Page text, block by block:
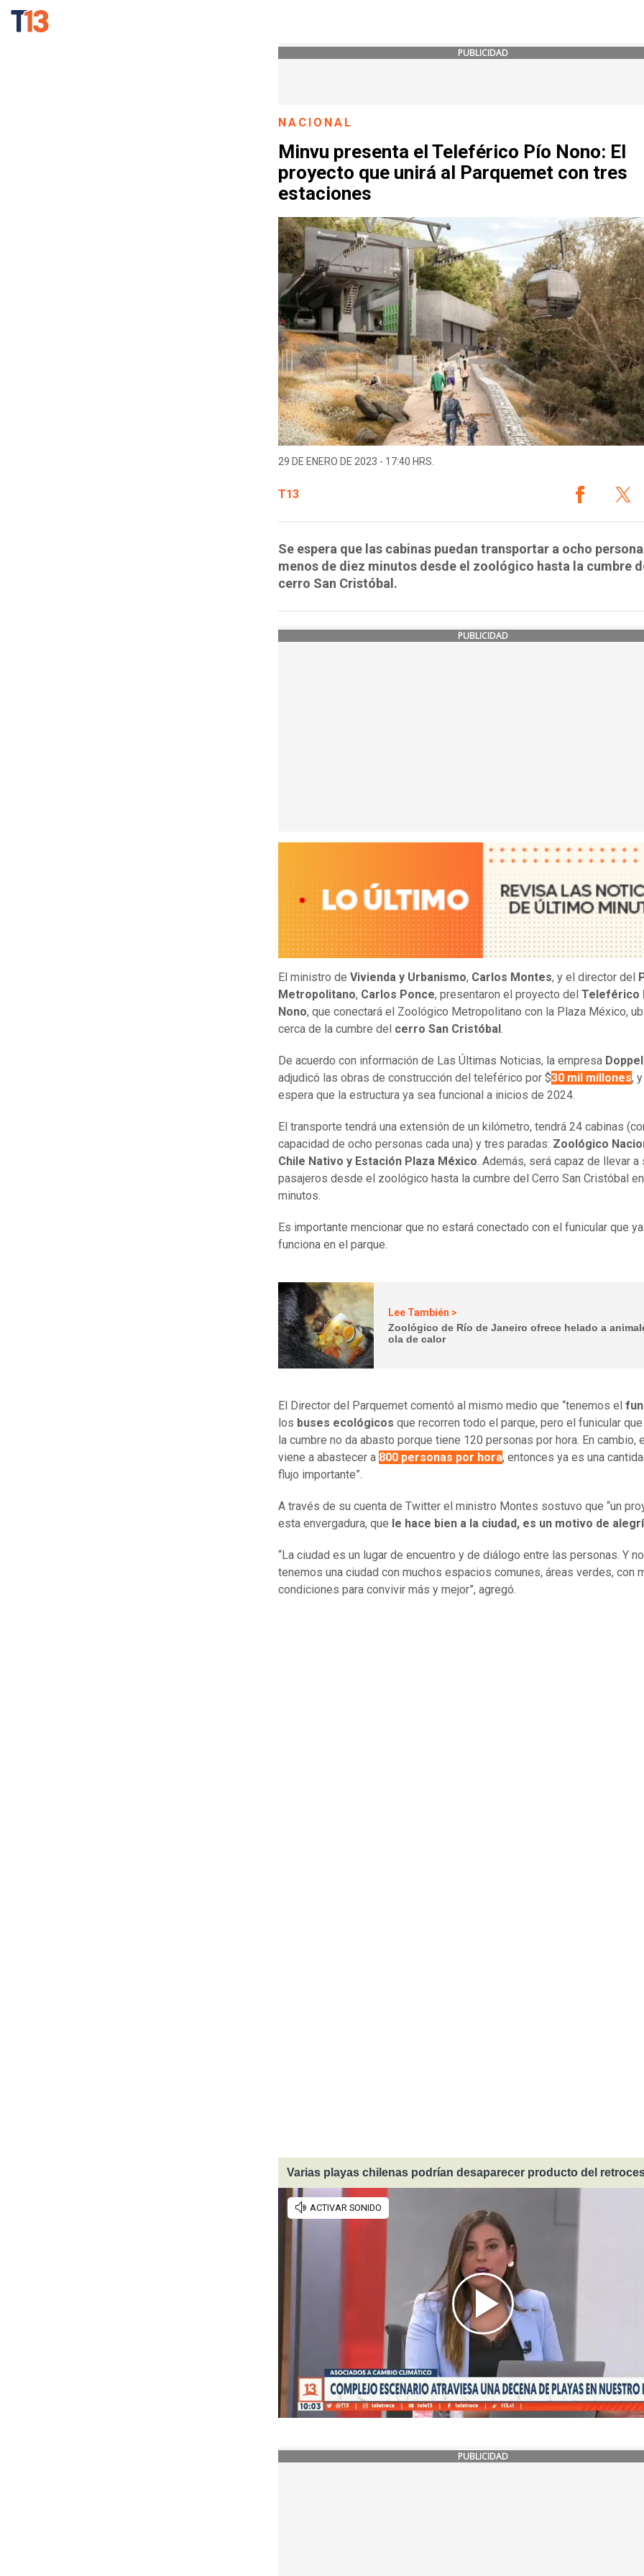
PUBLICIDAD
NACIONAL
Minvu presenta el Teleférico Pío Nono: El
proyecto que unirá al Parquemet con tres
estaciones
29 DE ENERO DE 2023 - 17:40 HRS.
T13
Se espera que las cabinas puedan transportar a ocho
menos de diez minutos desde el zoológico hasta la cumbre
cerro San Cristóbal.
PUBLICIDAD
El ministro de Vivienda y Urbanismo, Carlos Montes, y el director del
Metropolitano, Carlos Ponce, presentaron el proyecto del Teleférico
Nono, que conectará el Zoológico Metropolitano con la Plaza México,
cerca de la cumbre del cerro San Cristóbal .
De acuerdo con información de Las Últimas Noticias, la empresa
adjudicó las obras de construcción del teleférico por $30 mil millones,
espera que la estructura ya sea funcional a inicios de 2024.
El transporte tendrá una extensión de un kilómetro, tendrá 24 cabinas
capacidad de ocho personas cada una) y tres paradas: Zoológico
Chile Nativo y Estación Plaza México. Además, será capaz de llevar a
pasajeros desde el zoológico hasta la cumbre del Cerro San Cristóbal
minutos.
Es importante mencionar que no estará conectado con el funicular que ya
funciona en el parque.
Lee También >
Zoológico de Río de Janeiro ofrece helado a
ola de calor
El Director del Parquemet comentó al mismo medio que “tenemos el
los buses ecológicos que recorren todo el parque, pero el funicular
la cumbre no da abasto porque tiene 120 personas por hora. En cambio,
viene a abastecer a 800 personas por hora, entonces ya es una
flujo importante”.
A través de su cuenta de Twitter el ministro Montes sostuvo que “un
esta envergadura, que le hace bien a la ciudad, es un motivo de
“La ciudad es un lugar de encuentro y de diálogo entre las personas. Y
tenemos una ciudad con muchos espacios comunes, áreas verdes, con
condiciones para convivir más y mejor”, agregó.
Varias playas chilenas podrían desaparecer producto del
PUBLICIDAD